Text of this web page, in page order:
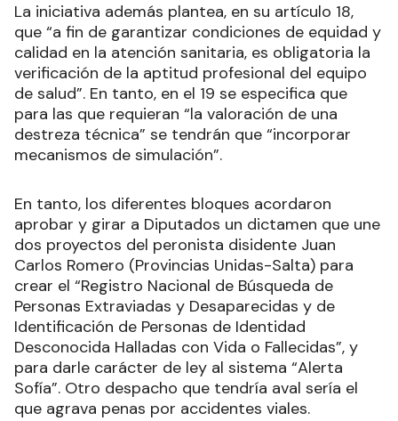
La iniciativa además plantea, en su artículo 18,
que “a fin de garantizar condiciones de equidad y
calidad en la atención sanitaria, es obligatoria la
verificación de la aptitud profesional del equipo
de salud”. En tanto, en el 19 se especifica que
para las que requieran “la valoración de una
destreza técnica” se tendrán que “incorporar
mecanismos de simulación”.
En tanto, los diferentes bloques acordaron
aprobar y girar a Diputados un dictamen que une
dos proyectos del peronista disidente Juan
Carlos Romero (Provincias Unidas-Salta) para
crear el “Registro Nacional de Búsqueda de
Personas Extraviadas y Desaparecidas y de
Identificación de Personas de Identidad
Desconocida Halladas con Vida o Fallecidas”, y
para darle carácter de ley al sistema “Alerta
Sofía”. Otro despacho que tendría aval sería el
que agrava penas por accidentes viales.